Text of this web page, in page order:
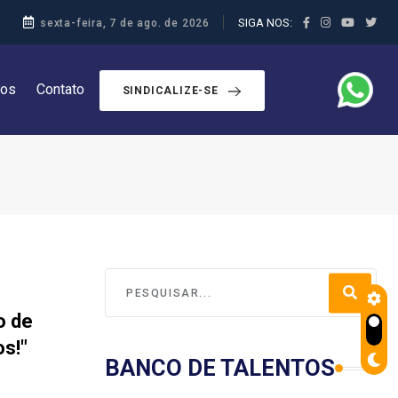
sexta-feira, 7 de ago. de 2026 SIGA NOS:
Contato SINDICALIZE-SE
de
BANCO DE TALENTOS